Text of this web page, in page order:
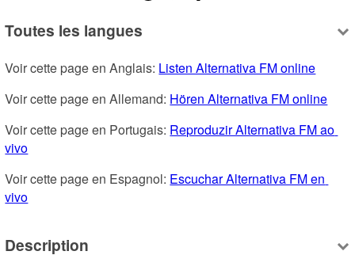
Toutes les langues
Voir cette page en Anglais: Listen Alternativa FM online
Voir cette page en Allemand: Hören Alternativa FM online
Voir cette page en Portugais: Reproduzir Alternativa FM ao
vivo
Voir cette page en Espagnol: Escuchar Alternativa FM en
vivo
Description